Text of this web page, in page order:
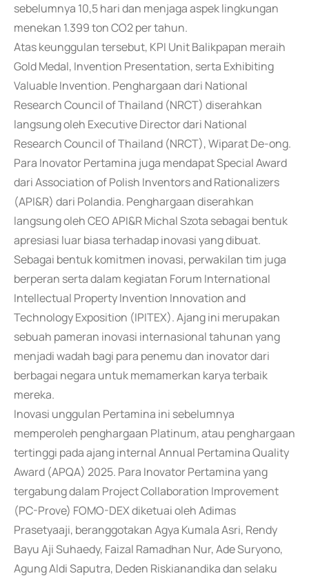
sebelumnya 10,5 hari dan menjaga aspek lingkungan
menekan 1.399 ton CO2 per tahun.
Atas keunggulan tersebut, KPI Unit Balikpapan meraih
Gold Medal, Invention Presentation, serta Exhibiting
Valuable Invention. Penghargaan dari National
Research Council of Thailand (NRCT) diserahkan
langsung oleh Executive Director dari National
Research Council of Thailand (NRCT), Wiparat De-ong.
Para Inovator Pertamina juga mendapat Special Award
dari Association of Polish Inventors and Rationalizers
(API&R) dari Polandia. Penghargaan diserahkan
langsung oleh CEO API&R Michal Szota sebagai bentuk
apresiasi luar biasa terhadap inovasi yang dibuat.
Sebagai bentuk komitmen inovasi, perwakilan tim juga
berperan serta dalam kegiatan Forum International
Intellectual Property Invention Innovation and
Technology Exposition (IPITEX). Ajang ini merupakan
sebuah pameran inovasi internasional tahunan yang
menjadi wadah bagi para penemu dan inovator dari
berbagai negara untuk memamerkan karya terbaik
mereka.
Inovasi unggulan Pertamina ini sebelumnya
memperoleh penghargaan Platinum, atau penghargaan
tertinggi pada ajang internal Annual Pertamina Quality
Award (APQA) 2025. Para Inovator Pertamina yang
tergabung dalam Project Collaboration Improvement
(PC-Prove) FOMO-DEX diketuai oleh Adimas
Prasetyaaji, beranggotakan Agya Kumala Asri, Rendy
Bayu Aji Suhaedy, Faizal Ramadhan Nur, Ade Suryono,
Agung Aldi Saputra, Deden Riskianandika dan selaku